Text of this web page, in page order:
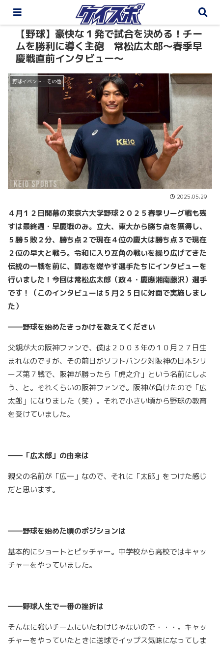
【野球】豪快な１発で試合を決める！チー
ムを勝利に導く主砲 常松広太郎～春季早
慶戦直前インタビュー～
野球イベント・その他
2025.05.29
４月１２日開幕の東京六大学野球２０２５春季リーグ戦も残
すは最終週・早慶戦のみ。立大、東大から勝ち点を獲得し、
５勝５敗２分、勝ち点２で現在４位の慶大は勝ち点３で現在
２位の早大と戦う。令和に入り互角の戦いを繰り広げてきた
伝統の一戦を前に、闘志を燃やす選手たちにインタビューを
行いました！今回は常松広太郎（政４・慶應湘南藤沢）選手
です！（このインタビューは５月２５日に対面で実施しまし
た）
――野球を始めたきっかけを教えてください
父親が大の阪神ファンで、僕は２００３年の１０月２７日生
まれなのですが、その前日がソフトバンク対阪神の日本シリ
ーズ第７戦で、阪神が勝ったら「虎之介」という名前にしよ
う、と。それくらいの阪神ファンで。阪神が負けたので「広
太郎」になりました（笑）。それで小さい頃から野球の教育
を受けていました。
――「広太郎」の由来は
親父の名前が「広一」なので、それに「太郎」をつけた感じ
だと思います。
――野球を始めた頃のポジションは
基本的にショートとピッチャー。中学校から高校ではキャッ
チャーをやっていました。
――野球人生で一番の挫折は
そんなに強いチームにいたわけじゃないので・・・。キャッ
チャーをやっていたときに送球でイップス気味になってしま